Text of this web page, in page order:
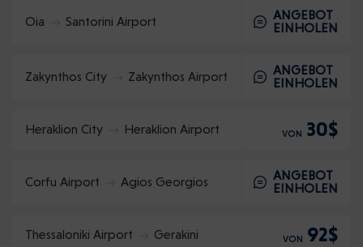
Oia Santorini Airport
ANGEBOT
EINHOLEN
Zakynthos City Zakynthos Airport
ANGEBOT
EINHOLEN
Heraklion City Heraklion Airport VON 30$
Corfu Airport Agios Georgios
ANGEBOT
EINHOLEN
Thessaloniki Airport Gerakini VON 92$